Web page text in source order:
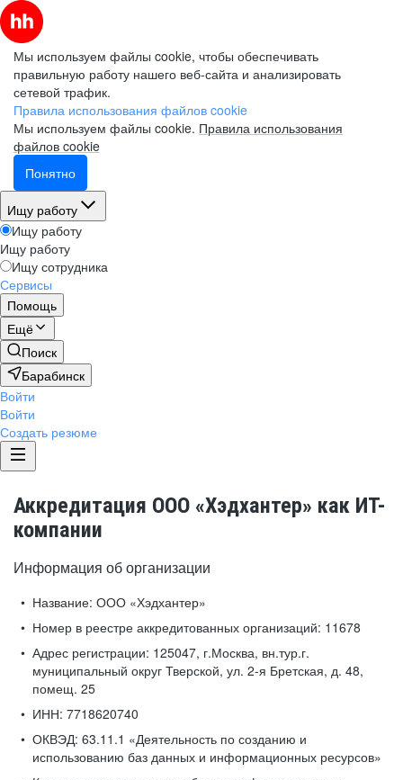
Мы используем файлы cookie, чтобы обеспечивать
правильную работу нашего веб-сайта и анализировать
сетевой трафик.
Правила использования файлов cookie
Мы используем файлы cookie. Правила использования
файлов cookie
Понятно
Ищу работу
Ищу работу
Ищу работу
Ищу сотрудника
Сервисы
Помощь
Ещё
Поиск
Барабинск
Войти
Войти
Создать резюме
Аккредитация ООО «Хэдхантер» как ИТ-
компании
Информация об организации
Название: ООО «Хэдхантер»
Номер в реестре аккредитованных организаций: 11678
Адрес регистрации: 125047, г.Москва, вн.тур.г.
муниципальный округ Тверской, ул. 2-я Бретская, д. 48,
помещ. 25
ИНН: 7718620740
ОКВЭД: 63.11.1 «Деятельность по созданию и
использованию баз данных и информационных ресурсов»